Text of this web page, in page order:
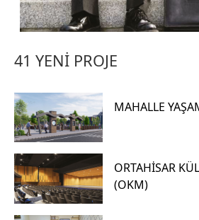
41 YENİ PROJE
MAHALLE
ORTAHİSAR
(OKM)